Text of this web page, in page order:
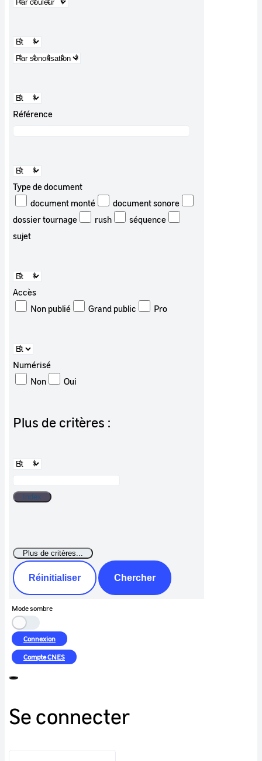
Référence
Type de document
document monté
document sonore
dossier tournage
rush
séquence
sujet
Accès
Non publié
Grand public Pro
Numérisé
Non
Oui
Plus de critères :
Réinitialiser Chercher
Mode sombre
Connexion
CompteCNES
Se connecter